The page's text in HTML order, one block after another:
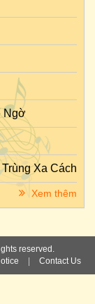
Ngờ
Xa Cách
Xem thêm
reserved.
Contact Us